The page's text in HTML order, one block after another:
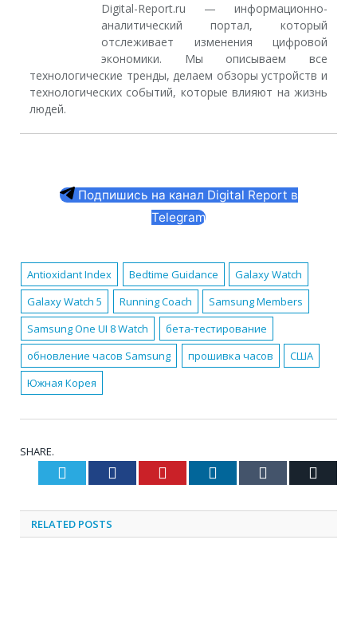
Digital-Report.ru — информационно-
аналитический портал, который
отслеживает изменения цифровой
экономики. Мы описываем все
технологические тренды, делаем обзоры устройств и
технологических событий, которые влияют на жизнь
людей.
Подпишись на канал Digital Report в
Telegram
Antioxidant Index Bedtime Guidance
Galaxy Watch
Galaxy Watch 5
Running Coach
Samsung Members
Samsung One UI 8 Watch
бета-тестирование
обновление часов Samsung
прошивка часов
США
Южная Корея
SHARE.
Twitter Facebook Pinterest LinkedIn Tumblr
RELATED POSTS